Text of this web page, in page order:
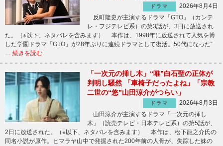
ドラマ
2026年8月4日
反町隆史が主演するドラマ「GTO」（カンテ
レ・フジテレビ系）の第3話が、3日に放送され
た。（※以下、ネタバレを含みます） 本作は、1998年に放送されて人気を博
した学園ドラマ「GTO」が28年ぶりに連続ドラマとして復活。50代になった“
… 続きを読む
「一次元の挿し木」“唯”白石聖の正体が
判明し騒然 「車椅子だったよね」「宗教
二世の“悠”山田涼介がつらい」
ドラマ
2026年8月3日
山田涼介が主演するドラマ「一次元の挿し
木」（読売テレビ・日本テレビ系）の第5話が、
2日に放送された。（※以下、ネタバレを含みます） 本作は、松下龍之介氏の
同名小説が原作。ヒマラヤ山中で発掘された200年前の人骨が、失踪した妹の